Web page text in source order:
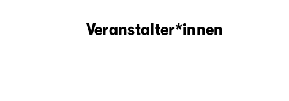
Veranstalter*innen